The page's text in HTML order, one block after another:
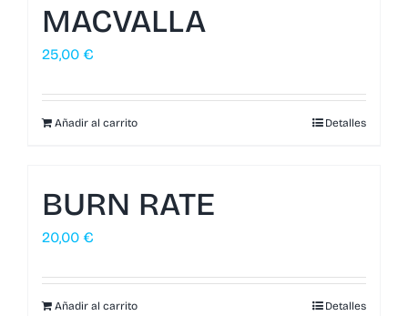
MACVALLA
25,00 €
Añadir al carrito Detalles
BURN RATE
20,00 €
Añadir al carrito Detalles